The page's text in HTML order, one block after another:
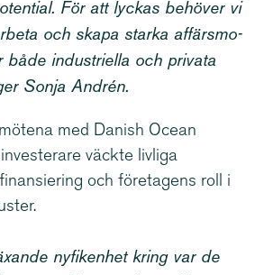
För att lyckas behöver vi
och skapa starka affärsmo­
både industriella och privata
Sonja Andrén.
med Danish Ocean
väckte livliga
och företagens roll i
nyfikenhet kring var de